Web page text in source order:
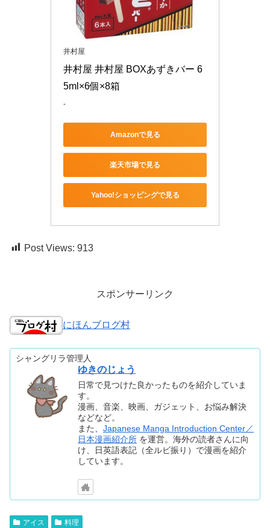
井村屋
井村屋 井村屋 BOXあずきバー 6
5ml×6個×8箱
-
Amazonで見る
楽天市場で見る
Yahoo!ショッピングで見る
Post Views: 913
スポンサーリンク
にほんブログ村
シャングリラ管理人
ゆきのじょう
日常で見つけた良かったものを紹介していま
す。
漫画、音楽、映画、ガジェット、お悩み解決
などなど。
また、Japanese Manga Introduction Center／
日本漫画紹介所 を運営。海外の読者さんに向
け、日英語表記（全ルビ振り）で漫画を紹介
しています。
アイス 料理